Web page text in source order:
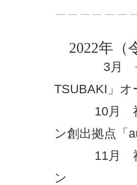
2022年（
3月 長崎
TSUBAKI」オ
10月 福岡
ン創出拠点「
11月 福岡
ン